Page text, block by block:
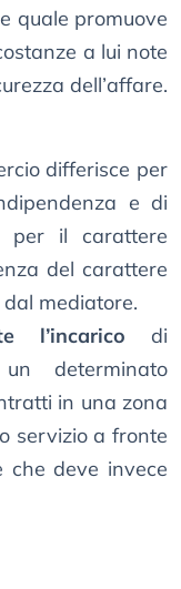
quale promuove
a lui note
dell’affare.
differisce per
e di
per il carattere
del carattere
mediatore.
l’incarico di
determinato
in una zona
servizio a fronte
che deve invece